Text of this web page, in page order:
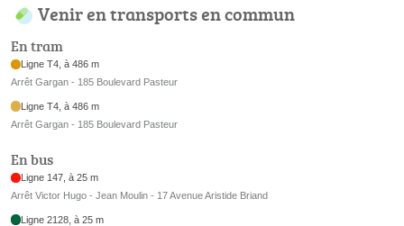
Venir en transports en commun
En tram
Ligne T4, à 486 m
Arrêt Gargan - 185 Boulevard Pasteur
Ligne T4, à 486 m
Arrêt Gargan - 185 Boulevard Pasteur
En bus
Ligne 147, à 25 m
Arrêt Victor Hugo - Jean Moulin - 17 Avenue Aristide Briand
Ligne 2128, à 25 m